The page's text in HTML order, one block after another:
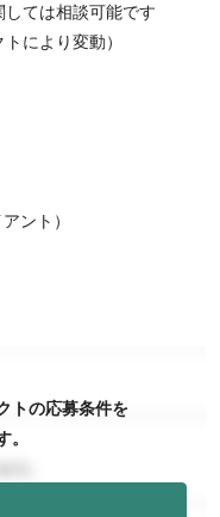
ては相談可能です
により変動）
ント）
トの応募条件を
。